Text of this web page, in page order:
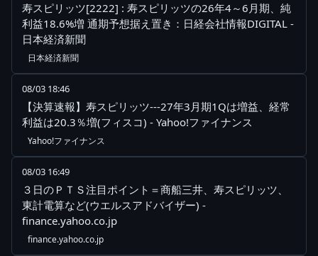
寿スピリッツ[2222] : 寿スピリッツの26年4～6月期、純
利益18.6%増 通期予想据え置き：日経会社情報DIGITAL -
日本経済新聞
日本経済新聞
08/03 18:46
【決算速報】寿スピリッツ---27年3月期1Qは増益、経常
利益は20.3％増(フィスコ) - Yahoo!ファイナンス
Yahoo!ファイナンス
08/03 16:49
３日のＰＴＳ注目ポイント＝商船三井、寿スピリッツ、
東計電算など(ウエルスアドバイザー) -
finance.yahoo.co.jp
finance.yahoo.co.jp